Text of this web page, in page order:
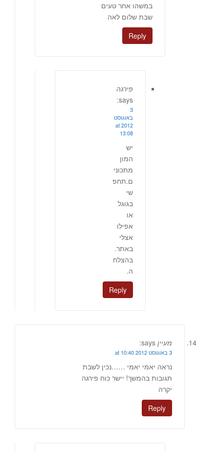
במשהו אחר טעים
שבת שלום לאה
Reply
פירגה
says:
3
באוגוסט
2012 at
13:08
יש
המון
מתכוני
ם.תחפ
שי
בגוגל
או
אפילו
אצלי
באתר.
בהצלח
ה.
Reply
מעיין says:
3 באוגוסט 2012 at 10:40
נראה יאמי יאמי ……נכין לשבת
תגובות בהמשך! יישר כוח פירגה
יקרה
Reply